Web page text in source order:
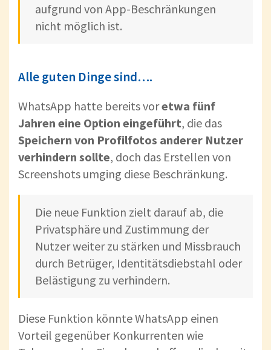
aufgrund von App-Beschränkungen
nicht möglich ist.
Alle guten Dinge sind….
WhatsApp hatte bereits voretwa fünf
Jahren eine Option eingeführt, die das
Speichern von Profilfotos anderer Nutzer
verhindern sollte, doch das Erstellen von
Screenshots umging diese Beschränkung.
Die neue Funktion zielt darauf ab, die
Privatsphäre und Zustimmung der
Nutzer weiter zu stärken und Missbrauch
durch Betrüger, Identitätsdiebstahl oder
Belästigung zu verhindern.
Diese Funktion könnte WhatsApp einen
Vorteil gegenüber Konkurrenten wie